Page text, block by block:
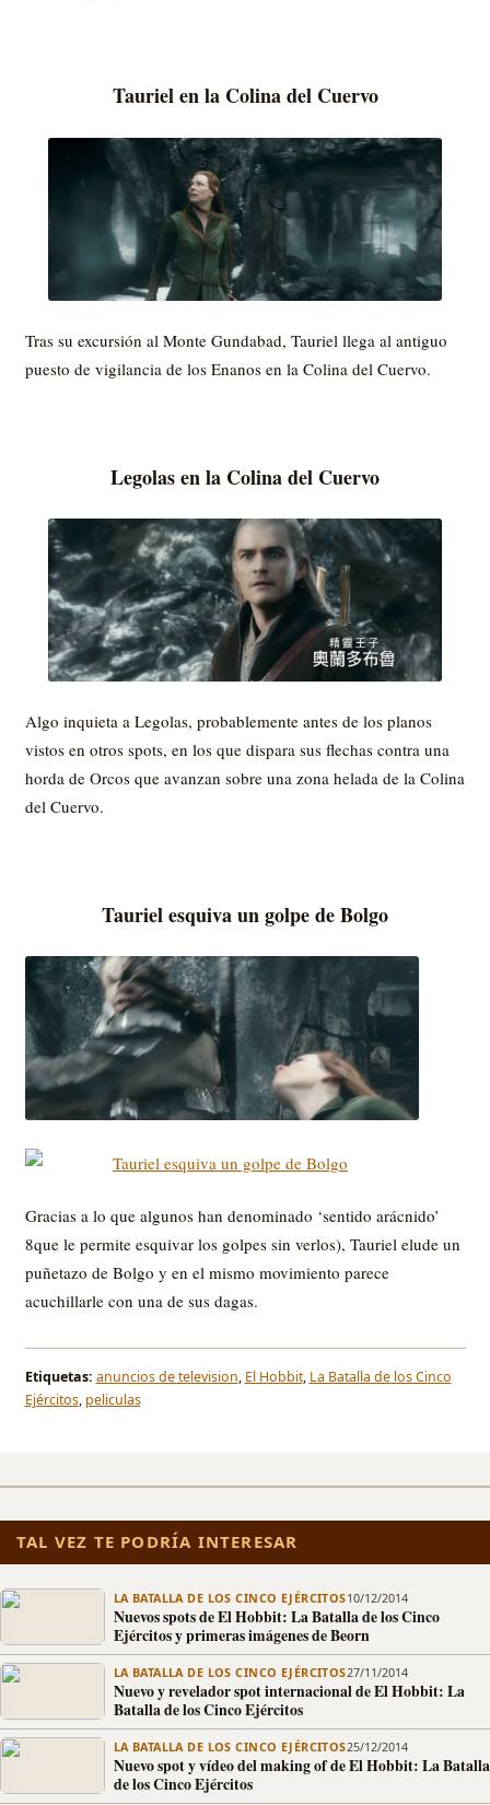
Tauriel en la Colina del Cuervo
Tras su excursión al Monte Gundabad, Tauriel llega al antiguo
puesto de vigilancia de los Enanos en la Colina del Cuervo.
Legolas en la Colina del Cuervo
Algo inquieta a Legolas, probablemente antes de los planos
vistos en otros spots, en los que dispara sus flechas contra una
horda de Orcos que avanzan sobre una zona helada de la Colina
del Cuervo.
Tauriel esquiva un golpe de Bolgo
Gracias a lo que algunos han denominado ‘sentido arácnido’
8que le permite esquivar los golpes sin verlos), Tauriel elude un
puñetazo de Bolgo y en el mismo movimiento parece
acuchillarle con una de sus dagas.
Etiquetas: anuncios de television, El Hobbit, La Batalla de los Cinco
Ejércitos, peliculas
TAL VEZ TE PODRÍA INTERESAR
LA BATALLA DE LOS CINCO EJÉRCITOS10/12/2014
Nuevos spots de El Hobbit: La Batalla de los Cinco
Ejércitos y primeras imágenes de Beorn
LA BATALLA DE LOS CINCO EJÉRCITOS27/11/2014
Nuevo y revelador spot internacional de El Hobbit: La
Batalla de los Cinco Ejércitos
LA BATALLA DE LOS CINCO EJÉRCITOS25/12/2014
Nuevo spot y vídeo del making of de El Hobbit: La Batalla
de los Cinco Ejércitos